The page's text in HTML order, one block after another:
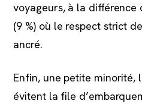
voyageurs, à la différence
(9 %) où le respect strict
ancré.
Enfin, une petite minorité,
évitent la file